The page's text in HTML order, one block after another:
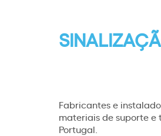
Fabricantes e
materiais de suporte e
Portugal.